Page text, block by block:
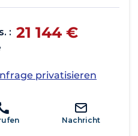
: 21 144 €
privatisieren
Nachricht